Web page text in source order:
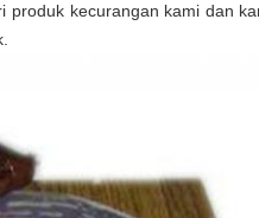
kecurangan kami dan